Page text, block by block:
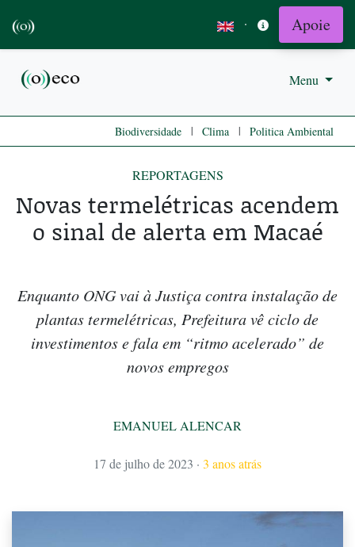
· Apoie
Menu
Biodiversidade | Clima | Politica Ambiental
REPORTAGENS
Novas termelétricas acendem
o sinal de alerta em Macaé
Enquanto ONG vai à Justiça contra instalação de
plantas termelétricas, Prefeitura vê ciclo de
investimentos e fala em “ritmo acelerado” de
novos empregos
EMANUEL ALENCAR
17 de julho de 2023 · 3 anos atrás